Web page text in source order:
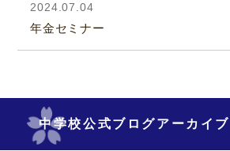
2024.07.04
年金セミナー
中学校公式ブログアーカイブ